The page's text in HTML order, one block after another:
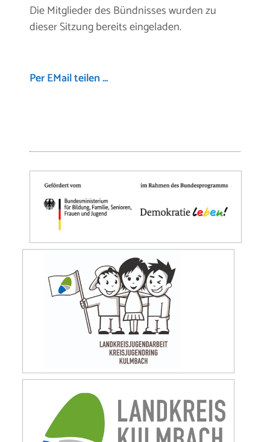
Die Mitglieder des Bündnisses wurden zu
dieser Sitzung bereits eingeladen.
Per EMail teilen ...